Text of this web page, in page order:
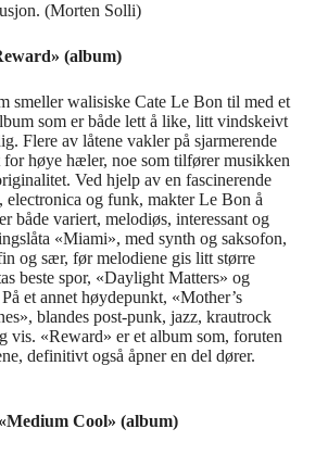
(Morten Solli)
(album)
smeller walisiske Cate Le Bon til med et
som er både lett å like, litt vindskeivt
Flere av låtene vakler på sjarmerende
for høye hæler, noe som tilfører musikken
Ved hjelp av en fascinerende
electronica og funk, makter Le Bon å
både variert, melodiøs, interessant og
«Miami», med synth og saksofon,
og sær, før melodiene gis litt større
beste spor, «Daylight Matters» og
et annet høydepunkt, «Mother’s
blandes post-punk, jazz, krautrock
vis. «Reward» er et album som, foruten
definitivt også åpner en del dører.
Cool» (album)